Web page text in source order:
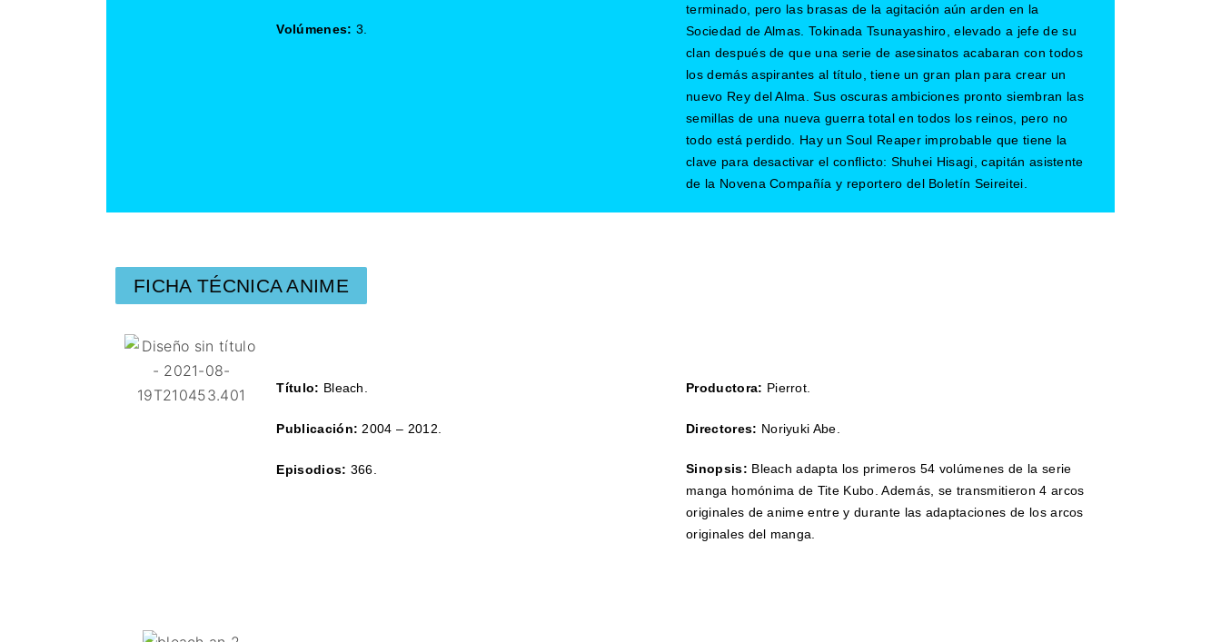
Volúmenes: 3.
terminado, pero las brasas de la agitación aún arden en la
Sociedad de Almas. Tokinada Tsunayashiro, elevado a jefe de su
clan después de que una serie de asesinatos acabaran con todos
los demás aspirantes al título, tiene un gran plan para crear un
nuevo Rey del Alma. Sus oscuras ambiciones pronto siembran las
semillas de una nueva guerra total en todos los reinos, pero no
todo está perdido. Hay un Soul Reaper improbable que tiene la
clave para desactivar el conflicto: Shuhei Hisagi, capitán asistente
de la Novena Compañía y reportero del Boletín Seireitei.
FICHA TÉCNICA ANIME
Título: Bleach.
Publicación: 2004 – 2012.
Episodios: 366.
Productora: Pierrot.
Directores: Noriyuki Abe.
Sinopsis: Bleach adapta los primeros 54 volúmenes de la serie
manga homónima de Tite Kubo. Además, se transmitieron 4 arcos
originales de anime entre y durante las adaptaciones de los arcos
originales del manga.